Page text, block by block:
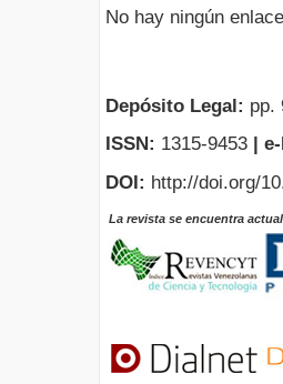
No hay ningún
Depósito Legal: pp.
ISSN: 1315-9453 |
DOI: http://doi.org/
La revista se encuentra